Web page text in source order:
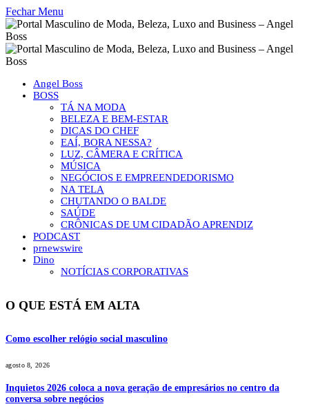
Fechar Menu
Angel Boss
BOSS
TÁ NA MODA
BELEZA E BEM-ESTAR
DICAS DO CHEF
EAÍ, BORA NESSA?
LUZ, CÂMERA E CRÍTICA
MÚSICA
NEGÓCIOS E EMPREENDEDORISMO
NA TELA
CHUTANDO O BALDE
SAÚDE
CRÔNICAS DE UM CIDADÃO APRENDIZ
PODCAST
prnewswire
Dino
NOTÍCIAS CORPORATIVAS
O QUE ESTÁ EM ALTA
Como escolher relógio social masculino
agosto 8, 2026
Inquietos 2026 coloca a nova geração de empresários no centro da
conversa sobre negócios